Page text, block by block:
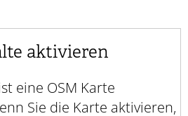
aktivieren
eine OSM Karte
Sie die Karte aktivieren,